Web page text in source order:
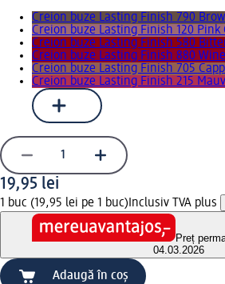
Creion buze Lasting Finish 790
Creion buze Lasting Finish 120 Pink
Creion buze Lasting Finish 580
Creion buze Lasting Finish 880 Wine
Creion buze Lasting Finish 705
Creion buze Lasting Finish 215
19,95 lei
1 buc (19,95 lei pe 1 buc) Inclusiv TVA plus
Preț
04.03.2026
Adaugă în coș